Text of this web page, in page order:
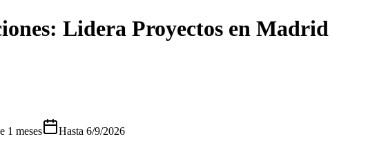
Lidera Proyectos en Madrid
1 meses Hasta 6/9/2026